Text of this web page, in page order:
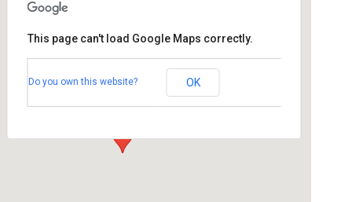
Espace Sportif et Culturel
rue Cimetière - Offendorf
This page can't load Google Maps correctly.
Do you own this website? OK